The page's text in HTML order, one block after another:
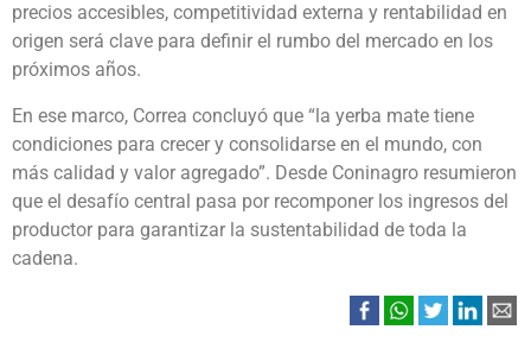
precios accesibles, competitividad externa y rentabilidad en
origen será clave para definir el rumbo del mercado en los
próximos años.
En ese marco, Correa concluyó que “la yerba mate tiene
condiciones para crecer y consolidarse en el mundo, con
más calidad y valor agregado”. Desde Coninagro resumieron
que el desafío central pasa por recomponer los ingresos del
productor para garantizar la sustentabilidad de toda la
cadena.